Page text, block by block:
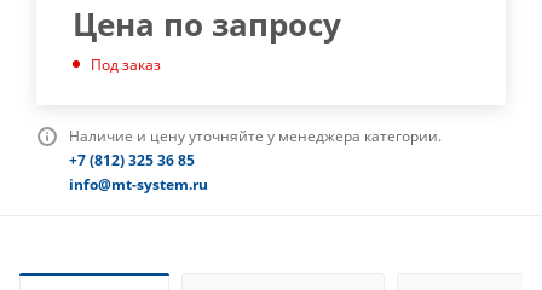
Цена по запросу
Под заказ
Наличие и цену уточняйте у менеджера категории.
+7 (812) 325 36 85
info@mt-system.ru